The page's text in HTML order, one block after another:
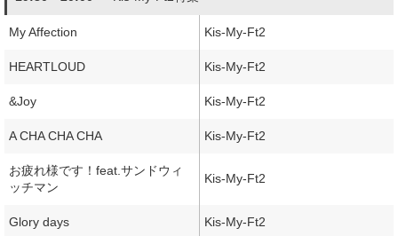
My Affection Kis-My-Ft2
HEARTLOUD Kis-My-Ft2
&Joy Kis-My-Ft2
A CHA CHA CHA Kis-My-Ft2
お疲れ様です！feat.サンドウィ
ッチマン
Kis-My-Ft2
Glory days Kis-My-Ft2